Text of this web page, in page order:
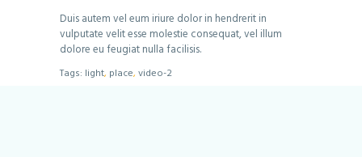
Duis autem vel eum iriure dolor in hendrerit in
vulputate velit esse molestie consequat, vel illum
dolore eu feugiat nulla facilisis.
Tags: light, place, video-2